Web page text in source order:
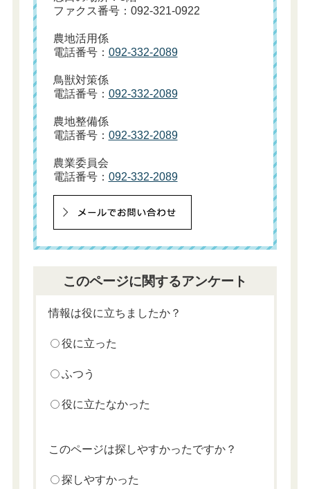
ファクス番号：092-321-0922
農地活用係
電話番号： 092-332-2089
鳥獣対策係
電話番号： 092-332-2089
農地整備係
電話番号： 092-332-2089
農業委員会
電話番号： 092-332-2089
このページに関するアンケート
情報は役に立ちましたか？
役に立った
ふつう
役に立たなかった
このページは探しやすかったですか？
探しやすかった